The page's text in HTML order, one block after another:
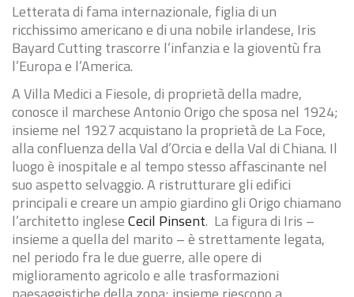
Letterata di fama internazionale, figlia di un
ricchissimo americano e di una nobile irlandese, Iris
Bayard Cutting trascorre l’infanzia e la gioventù fra
l’Europa e l’America.
A Villa Medici a Fiesole, di proprietà della madre,
conosce il marchese Antonio Origo che sposa nel 1924;
insieme nel 1927 acquistano la proprietà de La Foce,
alla confluenza della Val d’Orcia e della Val di Chiana. Il
luogo è inospitale e al tempo stesso affascinante nel
suo aspetto selvaggio. A ristrutturare gli edifici
principali e creare un ampio giardino gli Origo chiamano
l’architetto ingleseCecil Pinsent. La figura di Iris –
insieme a quella del marito – è strettamente legata,
nel periodo fra le due guerre, alle opere di
miglioramento agricolo e alle trasformazioni